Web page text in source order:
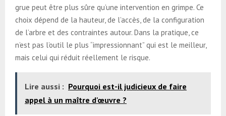
grue peut être plus sûre qu’une intervention en grimpe. Ce
choix dépend de la hauteur, de l’accès, de la configuration
de l’arbre et des contraintes autour. Dans la pratique, ce
n’est pas l’outil le plus “impressionnant” qui est le meilleur,
mais celui qui réduit réellement le risque.
Lire aussi : Pourquoi est-il judicieux de faire
appel à un maître d'œuvre ?